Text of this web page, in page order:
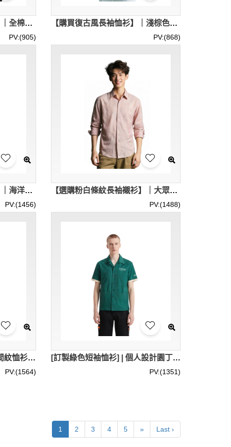
【訂製紅黑格紋長袖襯衫】｜全棉磨毛｜內裡米色加絨｜胸前斜裁口袋｜黑色鈕扣｜標準翻領｜格紋襯衫批發 R462
PV:(905)
【購買復古風長袖恤衫】｜淺棕色水洗質感｜經典翻領領型｜前襟單排扣設計｜袖口雙褶細節｜長袖襯衫公司 R461
PV:(868)
【訂購淺藍翻領繡花襯衫】｜海洋公園｜娛樂主題館｜左胸繡花裝飾｜全鈕扣門襟｜營銷專員｜繡花襯衫批發 R455
PV:(1456)
【選購粉白條紋長袖襯衫】｜大眾銀行｜金融服務業｜隱藏式鈕扣門襟｜直筒下擺｜銀行業務員｜恤衫公司 R454
PV:(1488)
[訂做男裝短袖恤衫] | 白色間紋恤衫 | 左前胸袋口款式設計 | 男裝恤衫 | 圓弧下擺 | 康業 30%Cotton 40%Polyester R451
PV:(1564)
[訂製綠色短袖恤衫] | 個人設計園丁恤衫 | 有機農場 | 撞色袖邊 | 撞色車線邊 | 恤衫中心 oak spring R450
PV:(1351)
1 2 3 4 5 » Last ›